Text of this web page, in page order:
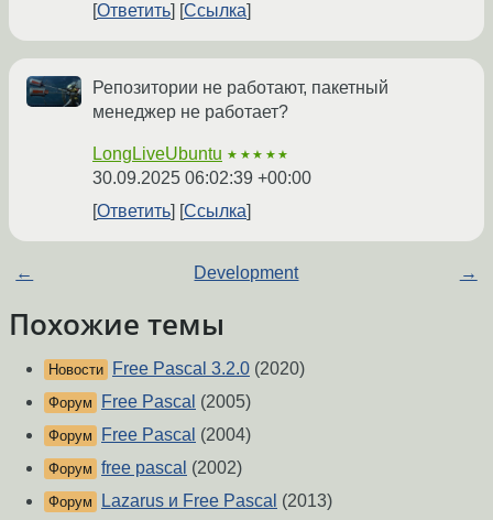
Ответить
Ссылка
Репозитории не работают, пакетный
менеджер не работает?
LongLiveUbuntu ★★★★★
30.09.2025 06:02:39 +00:00
Ответить
Ссылка
← Development →
Похожие темы
Новости Free Pascal 3.2.0 (2020)
Форум Free Pascal (2005)
Форум Free Pascal (2004)
Форум free pascal (2002)
Форум Lazarus и Free Pascal (2013)